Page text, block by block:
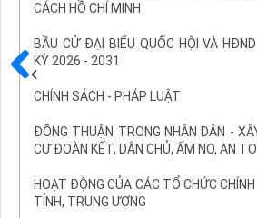
CÁCH HỒ CHÍ MINH
BẦU CỬ ĐẠI BIỂU QUỐC HỘI VÀ
KỲ 2026 - 2031
CHÍNH SÁCH - PHÁP LUẬT
ĐỒNG THUẬN TRONG NHÂN DÂN -
CƯ ĐOÀN KẾT, DÂN CHỦ, ẤM NO, AN
HOẠT ĐỘNG CỦA CÁC TỔ CHỨC
TỈNH, TRUNG ƯƠNG
Trước